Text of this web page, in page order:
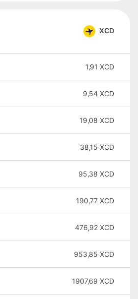
XCD
1,91 XCD
9,54 XCD
19,08 XCD
38,15 XCD
95,38 XCD
190,77 XCD
476,92 XCD
953,85 XCD
1907,69 XCD